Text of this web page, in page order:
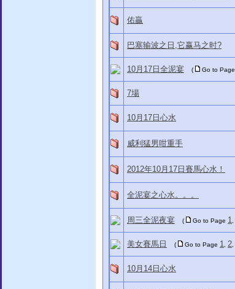
佑贏
巴塞输波之日,它赢马之时?
10月17日全泥宴 ( Go to Page
7場
10月17日心水
威利猛男咁重手
2012年10月17日賽馬心水！
全泥宴之心水。。。
周三全泥夜宴 ( Go to Page 1
美女賽馬日 ( Go to Page 1 2
10月14日心水